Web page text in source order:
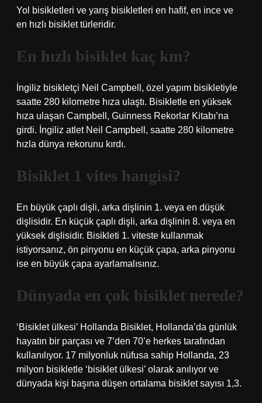
Yol bisikletleri ve yarış bisikletleri en hafif, en ince ve
en hızlı bisiklet türleridir.
En hızlı bisiklet kaç km?
İngiliz bisikletçi Neil Campbell, özel yapım bisikletiyle
saatte 280 kilometre hıza ulaştı. Bisikletle en yüksek
hıza ulaşan Campbell, Guinness Rekorlar Kitabı’na
girdi. İngiliz atlet Neil Campbell, saatte 280 kilometre
hızla dünya rekorunu kırdı.
Bisiklet 1 vites hangisi?
En büyük çaplı dişli, arka dişlinin 1. veya en düşük
dişlisidir. En küçük çaplı dişli, arka dişlinin 8. veya en
yüksek dişlisidir. Bisikleti 1. viteste kullanmak
istiyorsanız, ön pinyonu en küçük çapa, arka pinyonu
ise en büyük çapa ayarlamalısınız.
Dünyada en çok bisiklet nerede?
‘Bisiklet ülkesi’ Hollanda Bisiklet, Hollanda’da günlük
hayatın bir parçası ve 7’den 70’e herkes tarafından
kullanılıyor. 17 milyonluk nüfusa sahip Hollanda, 23
milyon bisikletle ‘bisiklet ülkesi’ olarak anılıyor ve
dünyada kişi başına düşen ortalama bisiklet sayısı 1,3.